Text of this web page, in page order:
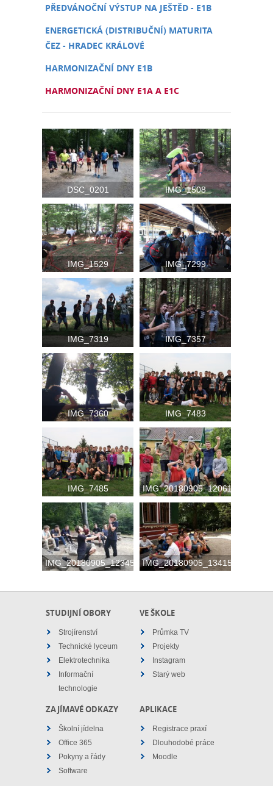
PŘEDVÁNOČNÍ VÝSTUP NA JEŠTĚD - E1B
ENERGETICKÁ (DISTRIBUČNÍ) MATURITA
ČEZ - HRADEC KRÁLOVÉ
HARMONIZAČNÍ DNY E1B
HARMONIZAČNÍ DNY E1A A E1C
DSC_0201 IMG_1508
IMG_1529 IMG_7299
IMG_7319 IMG_7357
IMG_7360 IMG_7483
IMG_7485 IMG_20180905_120617
IMG_20180905_123457 IMG_20180905_134157
STUDIJNÍ OBORY
Strojírenství
Technické lyceum
Elektrotechnika
Informační
technologie
VE ŠKOLE
Průmka TV
Projekty
Instagram
Starý web
ZAJÍMAVÉ ODKAZY
Školní jídelna
Office 365
Pokyny a řády
Software
APLIKACE
Registrace praxí
Dlouhodobé práce
Moodle